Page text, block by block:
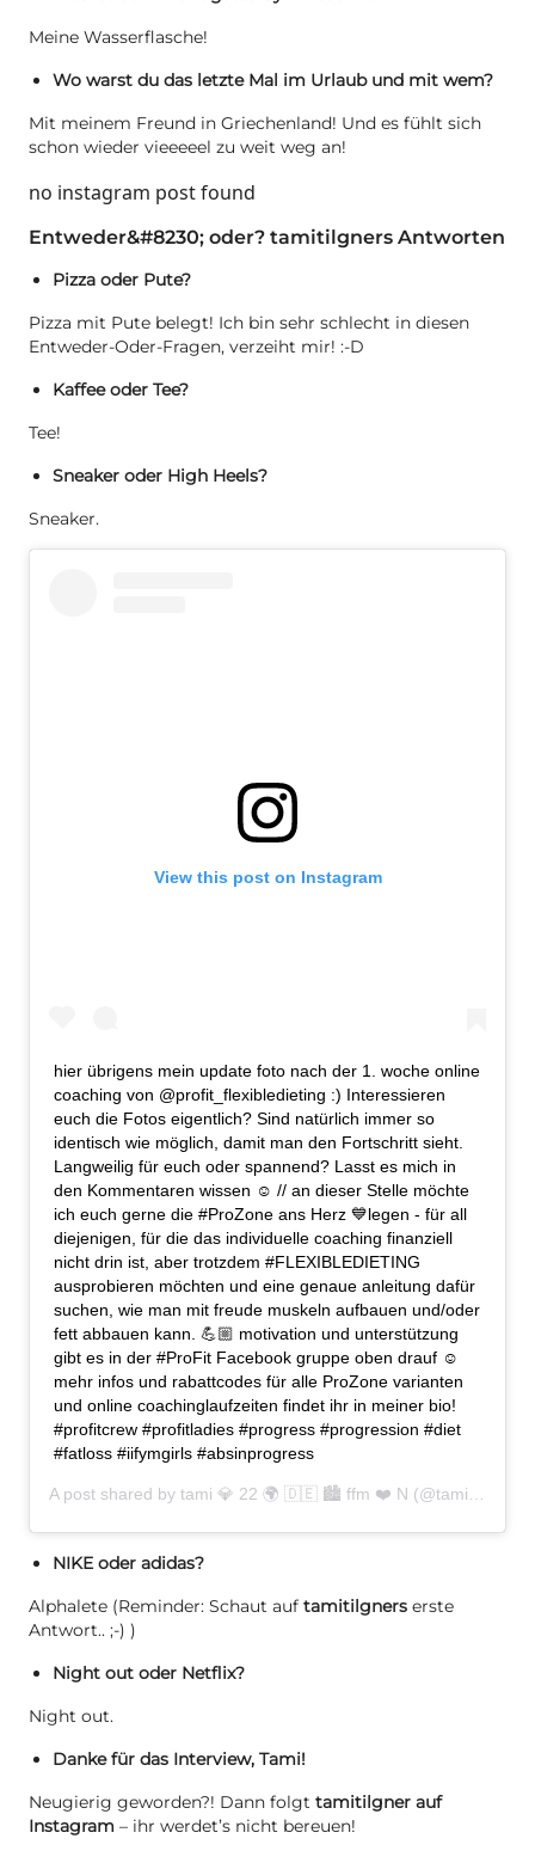
Meine Wasserflasche!
Wo warst du das letzte Mal im Urlaub und mit wem?
Mit meinem Freund in Griechenland! Und es fühlt sich
schon wieder vieeeeel zu weit weg an!
no instagram post found
Entweder&#8230; oder? tamitilgners Antworten
Pizza oder Pute?
Pizza mit Pute belegt! Ich bin sehr schlecht in diesen
Entweder-Oder-Fragen, verzeiht mir! :-D
Kaffee oder Tee?
Tee!
Sneaker oder High Heels?
Sneaker.
View this post on Instagram
hier übrigens mein update foto nach der 1. woche online
coaching von @profit_flexibledieting :) Interessieren
euch die Fotos eigentlich? Sind natürlich immer so
identisch wie möglich, damit man den Fortschritt sieht.
Langweilig für euch oder spannend? Lasst es mich in
den Kommentaren wissen ☺️ // an dieser Stelle möchte
ich euch gerne die #ProZone ans Herz 💙legen - für all
diejenigen, für die das individuelle coaching finanziell
nicht drin ist, aber trotzdem #FLEXIBLEDIETING
ausprobieren möchten und eine genaue anleitung dafür
suchen, wie man mit freude muskeln aufbauen und/oder
fett abbauen kann. 💪🏼 motivation und unterstützung
gibt es in der #ProFit Facebook gruppe oben drauf ☺️
mehr infos und rabattcodes für alle ProZone varianten
und online coachinglaufzeiten findet ihr in meiner bio!
#profitcrew #profitladies #progress #progression #diet
#fatloss #iifymgirls #absinprogress
A post shared by tami 💎 22 🌍 🇩🇪 🏙 ffm ❤️ N (@tamitilgner) on
NIKE oder adidas?
Alphalete (Reminder: Schaut auf tamitilgners erste
Antwort.. ;-) )
Night out oder Netflix?
Night out.
Danke für das Interview, Tami!
Neugierig geworden?! Dann folgt tamitilgner auf
Instagram – ihr werdet’s nicht bereuen!